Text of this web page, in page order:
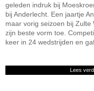
geleden indruk bij
bij Anderlecht. Een jaartje
maar vorig seizoen bij
zijn beste vorm toe.
keer in 24 wedstrijden en
Lees